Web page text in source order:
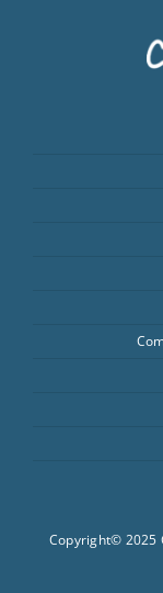
Copyright© 2025